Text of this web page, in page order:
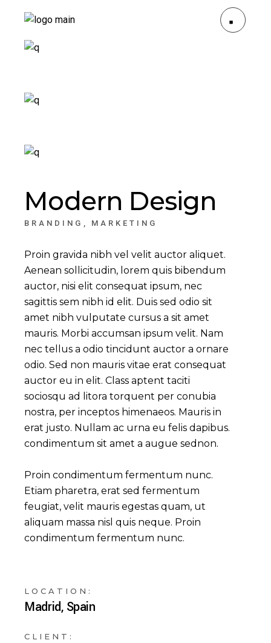
Modern Design
BRANDING MARKETING
Proin gravida nibh vel velit auctor aliquet.
Aenean sollicitudin, lorem quis bibendum
auctor, nisi elit consequat ipsum, nec
sagittis sem nibh id elit. Duis sed odio sit
amet nibh vulputate cursus a sit amet
mauris. Morbi accumsan ipsum velit. Nam
nec tellus a odio tincidunt auctor a ornare
odio. Sed non mauris vitae erat consequat
auctor eu in elit. Class aptent taciti
sociosqu ad litora torquent per conubia
nostra, per inceptos himenaeos. Mauris in
erat justo. Nullam ac urna eu felis dapibus.
condimentum sit amet a augue sednon.
Proin condimentum fermentum nunc.
Etiam pharetra, erat sed fermentum
feugiat, velit mauris egestas quam, ut
aliquam massa nisl quis neque. Proin
condimentum fermentum nunc.
LOCATION:
Madrid, Spain
CLIENT: